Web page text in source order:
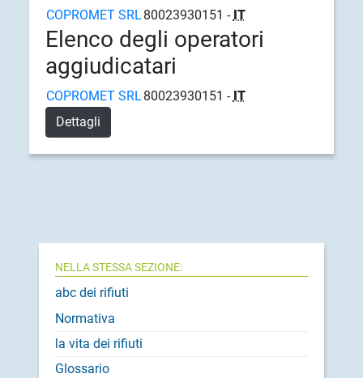
COPROMET SRL80023930151 - IT
Elenco degli operatori
aggiudicatari
COPROMET SRL80023930151 - IT
Dettagli
NELLA STESSA SEZIONE:
abc dei rifiuti
Normativa
la vita dei rifiuti
Glossario